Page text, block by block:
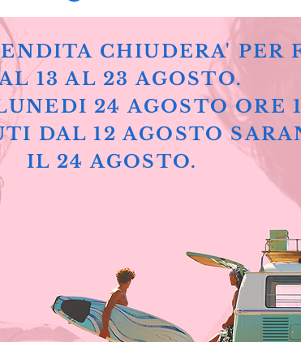
CHIUDERA' PER
13 AL 23 AGOSTO.
24 AGOSTO ORE
DAL 12 AGOSTO
IL 24 AGOSTO.